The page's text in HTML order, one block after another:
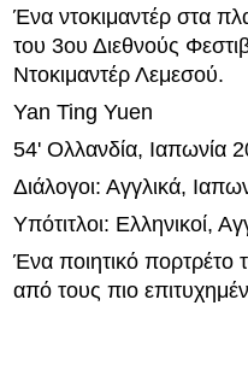
Ένα ντοκιμαντέρ στα
του 3ου Διεθνούς
Ντοκιμαντέρ Λεμεσού.
Yan Ting Yuen
54' Ολλανδία, Ιαπωνία
Διάλογοι: Αγγλικά,
Υπότιτλοι: Ελληνικοί,
Ένα ποιητικό
από τους πιο